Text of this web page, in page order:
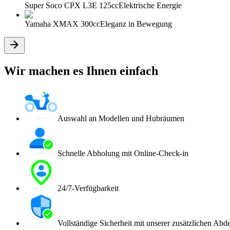
Super Soco CPX L3E 125ccElektrische Energie
Yamaha XMAX 300ccEleganz in Bewegung
Wir machen es Ihnen einfach
Auswahl an Modellen und Hubräumen
Schnelle Abholung mit Online-Check-in
24/7-Verfügbarkeit
Vollständige Sicherheit mit unserer zusätzlichen